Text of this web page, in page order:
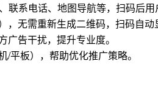
系电话、地图导航等，扫码后用
无需重新生成二维码，扫码自动
告干扰，提升专业度。
平板），帮助优化推广策略。